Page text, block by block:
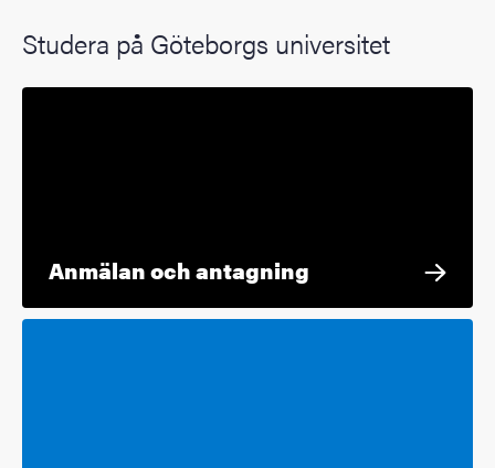
Studera på Göteborgs universitet
Anmälan och antagning